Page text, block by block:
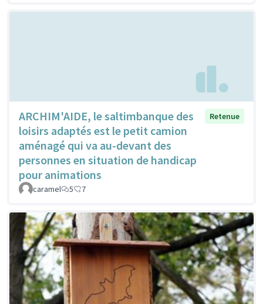
ARCHIM'AIDE, le saltimbanque des
loisirs adaptés est le petit camion
aménagé qui va au-devant des
personnes en situation de handicap
pour animations
Retenue
caramel 5 7